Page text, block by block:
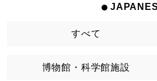
すべて
博物館・科学館施設